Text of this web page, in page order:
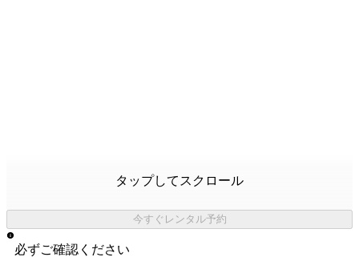
タップしてスクロール
今すぐレンタル予約
必ずご確認ください